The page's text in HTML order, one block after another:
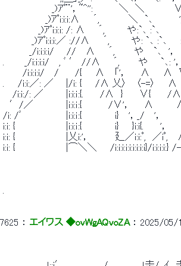
_)ｱﾟ¨'，~^'':　　　　＼　＼　　　　 ∨/
_)ｱﾟi:i:i:∧　　´,　　　　 ＼　`､　　　　'/
_)ｱﾟi:i:i: /: ∧　　´,　　　 や:`､ :`､ 　 　
_)ｱﾟi:i:i:／ ://∧　　´, 　 　 や: `､ :`､　　:
_/i:i:i:i/ 　 //　 ∧　　´,　　　や　 `､　'，
.　　　_/i:i:i:i/　 , ﾞ ′ //∧ 　 ´,　 　 や 　 `､
/i:i:i:i/　 /　　 /{　　∧　 「'，　　∧　　∧
.　　/i:i:／: ／ 　 |/i: {　　/∧ 乂〉　 〈-=〉 　
/i:i:/: ／　　　 |i:i:ｉ:{.　　 /∧　}　 　∨{　　
′/／　　　　　|i:i:ｉ:{　　　　/∨'，　　∧　　
/i: /ﾞ　　 　 　 　 |i:i:ｉ:{　　　　　i}　 '，_/　 '，　
i:i: { 　 　 　 　 　 |i:i:ｉ:{　　　　　i}　　}i:i{.　　 '
i:i: { 　 　 　 　 　 |乂i:'，　　 　 廴／i:i:ﾟ,　／iﾟ
i:i: { 　 　 　 　 　 |⌒＼＼　　/i:i:i:i:i:i:i:i:i}/
7625 ： エイワス ◆ovWgAQvoZA ： 2025/05/
/